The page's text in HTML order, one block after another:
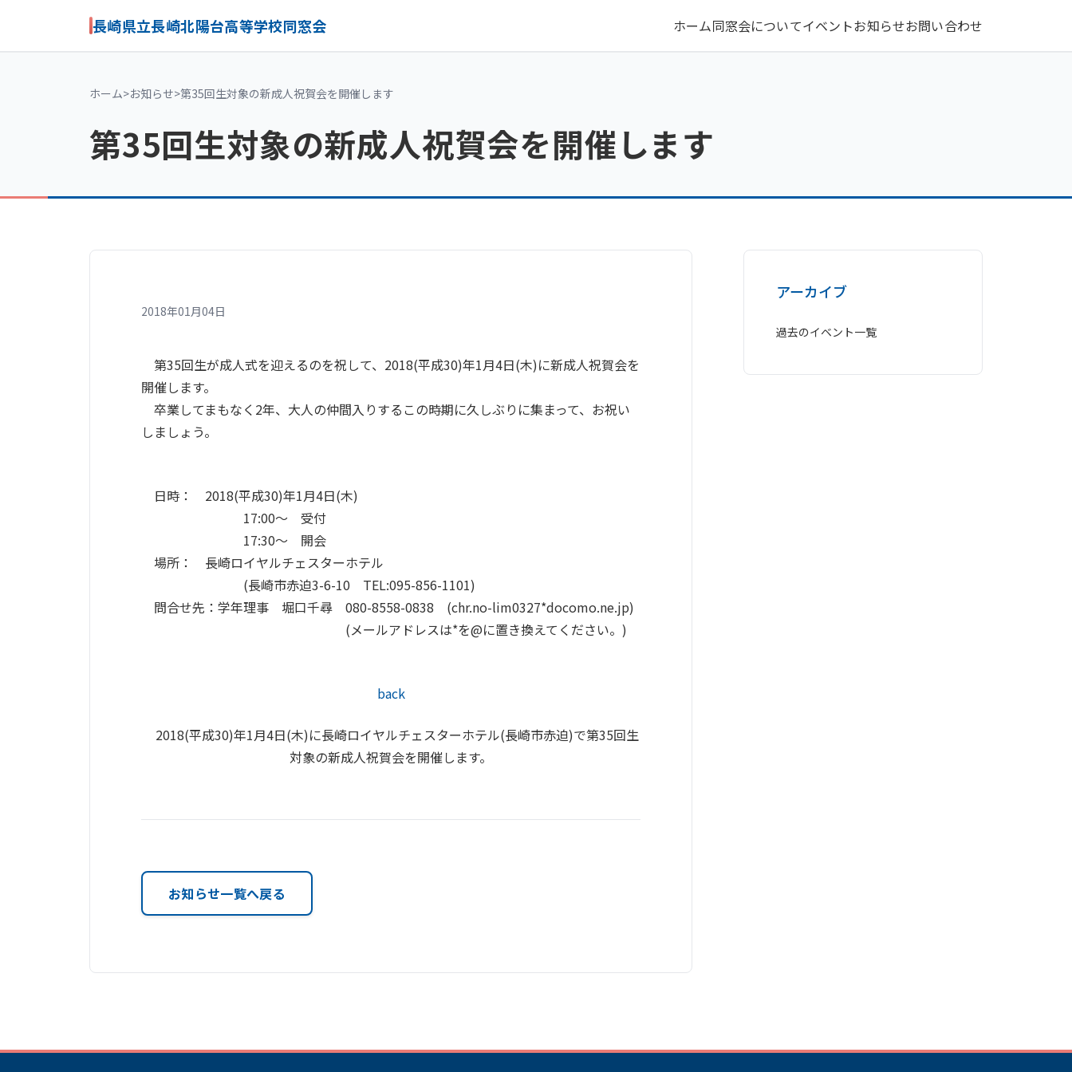
長崎県立長崎北陽台高等学校同窓会 ホーム同窓会についてイベントお知らせお問い合わせ
ホーム>お知らせ>第35回生対象の新成人祝賀会を開催します
第35回生対象の新成人祝賀会を開催します
2018年01月04日
第35回生が成人式を迎えるのを祝して、2018(平成30)年1月4日(木)に新成人祝賀会を
開催します。
卒業してまもなく2年、大人の仲間入りするこの時期に久しぶりに集まって、お祝い
しましょう。
日時： 2018(平成30)年1月4日(木)
17:00〜 受付
17:30〜 開会
場所： 長崎ロイヤルチェスターホテル
(長崎市赤迫3-6-10 TEL:095-856-1101)
問合せ先：学年理事 堀口千尋 080-8558-0838 (chr.no-lim0327*docomo.ne.jp)
(メールアドレスは*を@に置き換えてください。)
back
2018(平成30)年1月4日(木)に長崎ロイヤルチェスターホテル(長崎市赤迫)で第35回生
対象の新成人祝賀会を開催します。
お知らせ一覧へ戻る
アーカイブ
過去のイベント一覧